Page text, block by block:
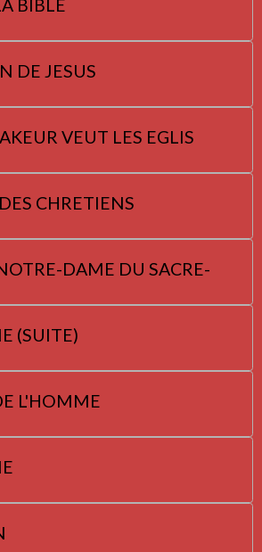
BIBLE
DE JESUS
VEUT LES EGLIS
CHRETIENS
DAME DU SACRE-
(SUITE)
L'HOMME